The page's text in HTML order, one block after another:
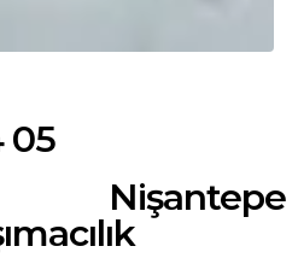
05
Nişantepe